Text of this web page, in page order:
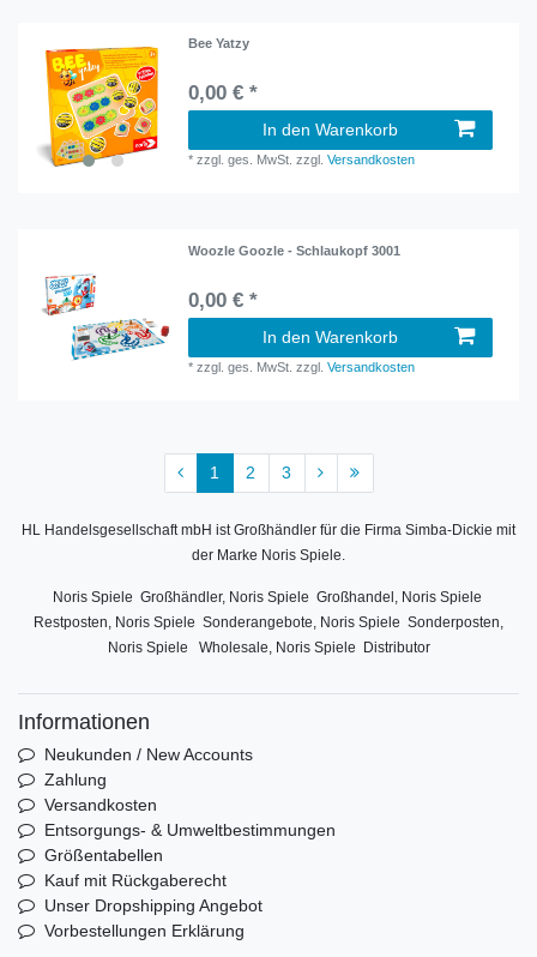
Bee Yatzy
0,00 € *
In den Warenkorb
*zzgl. ges. MwSt. zzgl.Versandkosten
Woozle Goozle - Schlaukopf 3001
0,00 € *
In den Warenkorb
*zzgl. ges. MwSt. zzgl.Versandkosten
1 2 3
HL Handelsgesellschaft mbH ist Großhändler für die Firma Simba-Dickie mit
der Marke Noris Spiele.
Noris Spiele Großhändler, Noris Spiele Großhandel, Noris Spiele
Restposten, Noris Spiele Sonderangebote, Noris Spiele Sonderposten,
Noris Spiele Wholesale, Noris Spiele Distributor
Informationen
Neukunden / New Accounts
Zahlung
Versandkosten
Entsorgungs- & Umweltbestimmungen
Größentabellen
Kauf mit Rückgaberecht
Unser Dropshipping Angebot
Vorbestellungen Erklärung